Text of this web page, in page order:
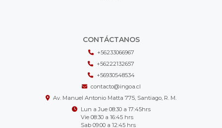
CONTÁCTANOS
+56233066967
+56222132657
+56930548534
contacto@ingoa.cl
Av. Manuel Antonio Matta 775, Santiago, R. M.
Lun a Jue 08:30 a 17:45hrs
Vie 08:30 a 16:45 hrs
Sab 09:00 a 12:45 hrs